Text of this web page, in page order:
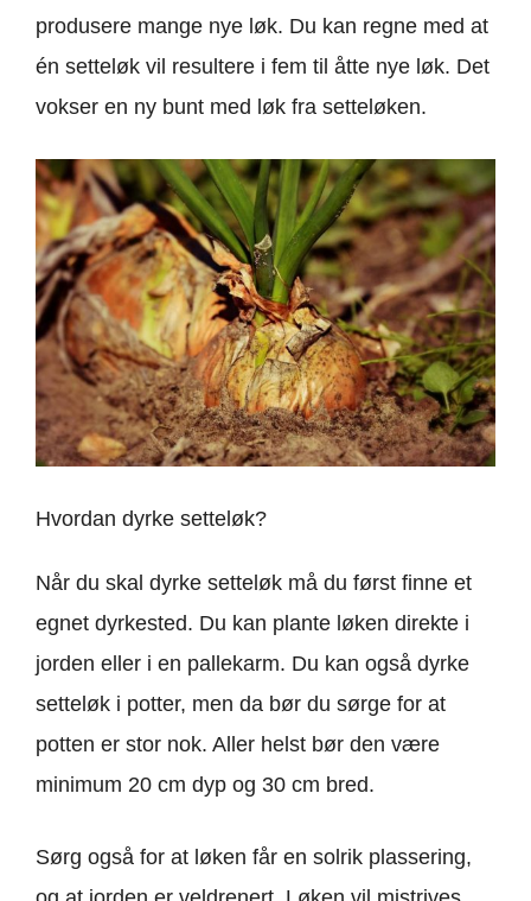
produsere mange nye løk. Du kan regne med at
én setteløk vil resultere i fem til åtte nye løk. Det
vokser en ny bunt med løk fra setteløken.
Hvordan dyrke setteløk?
Når du skal dyrke setteløk må du først finne et
egnet dyrkested. Du kan plante løken direkte i
jorden eller i en pallekarm. Du kan også dyrke
setteløk i potter, men da bør du sørge for at
potten er stor nok. Aller helst bør den være
minimum 20 cm dyp og 30 cm bred.
Sørg også for at løken får en solrik plassering,